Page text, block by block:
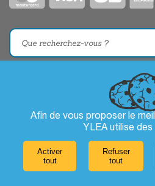
Laissez-nous un
Afin de vous proposer le
YLEA utilise des
Activer
tout
Refuser
tout